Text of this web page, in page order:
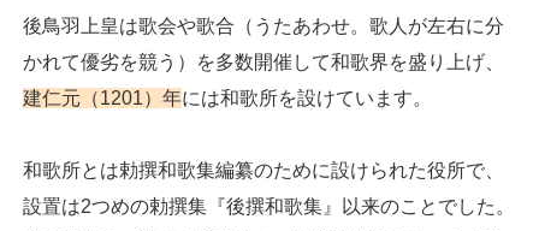
後鳥羽上皇は歌会や歌合（うたあわせ。歌人が左右に分
かれて優劣を競う）を多数開催して和歌界を盛り上げ、
建仁元（1201）年には和歌所を設けています。
和歌所とは勅撰和歌集編纂のために設けられた役所で、
設置は2つめの勅撰集『後撰和歌集』以来のことでした。